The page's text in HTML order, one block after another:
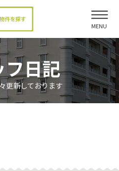
MENU
日記
更新しております